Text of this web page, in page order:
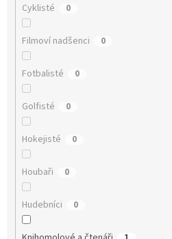
Cyklisté 0
Filmoví nadšenci 0
Fotbalisté 0
Golfisté 0
Hokejisté 0
Houbaři 0
Hudebníci 0